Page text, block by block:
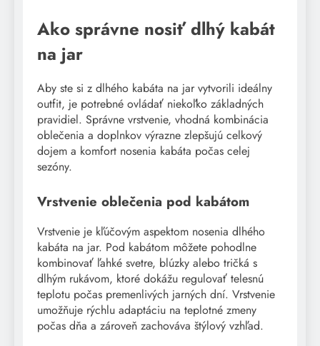
Ako správne nosiť dlhý kabát
na jar
Aby ste si z dlhého kabáta na jar vytvorili ideálny
outfit, je potrebné ovládať niekoľko základných
pravidiel. Správne vrstvenie, vhodná kombinácia
oblečenia a doplnkov výrazne zlepšujú celkový
dojem a komfort nosenia kabáta počas celej
sezóny.
Vrstvenie oblečenia pod kabátom
Vrstvenie je kľúčovým aspektom nosenia dlhého
kabáta na jar. Pod kabátom môžete pohodlne
kombinovať ľahké svetre, blúzky alebo tričká s
dlhým rukávom, ktoré dokážu regulovať telesnú
teplotu počas premenlivých jarných dní. Vrstvenie
umožňuje rýchlu adaptáciu na teplotné zmeny
počas dňa a zároveň zachováva štýlový vzhľad.